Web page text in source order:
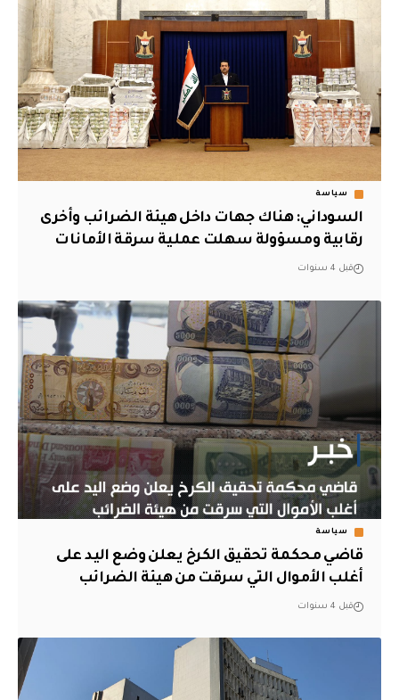
سياسة
السوداني: هناك جهات داخل هيئة الضرائب وأخرى
رقابية ومسؤولة سهلت عملية سرقة الأمانات
قبل 4 سنوات
سياسة
قاضي محكمة تحقيق الكرخ يعلن وضع اليد على
أغلب الأموال التي سرقت من هيئة الضرائب
قبل 4 سنوات